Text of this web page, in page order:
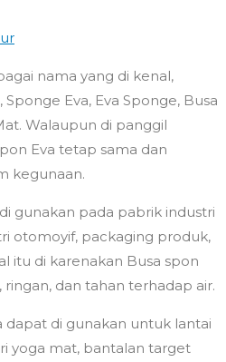
nama yang di kenal,
Eva, Eva Sponge, Busa
Walaupun di panggil
Eva tetap sama dan
kegunaan.
gunakan pada pabrik industri
otomoyif, packaging produk,
itu di karenakan Busa spon
dan tahan terhadap air.
dapat di gunakan untuk lantai
yoga mat, bantalan target